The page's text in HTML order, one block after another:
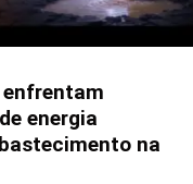
enfrentam
energia
na